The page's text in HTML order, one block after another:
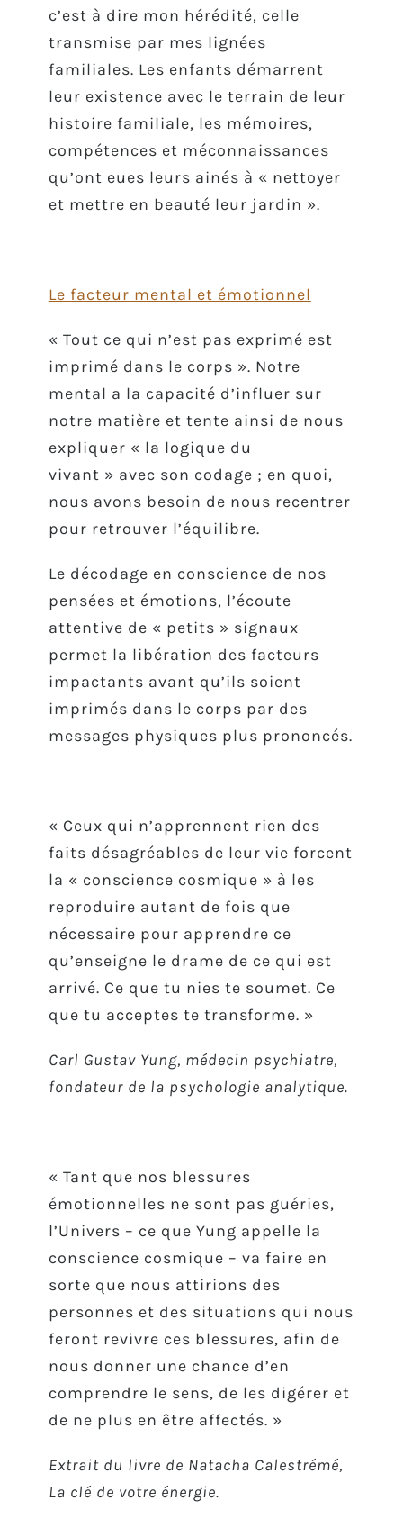
c’est à dire mon hérédité, celle
transmise par mes lignées
familiales. Les enfants démarrent
leur existence avec le terrain de leur
histoire familiale, les mémoires,
compétences et méconnaissances
qu’ont eues leurs ainés à « nettoyer
et mettre en beauté leur jardin ».
Le facteur mental et émotionnel
« Tout ce qui n’est pas exprimé est
imprimé dans le corps ». Notre
mental a la capacité d’influer sur
notre matière et tente ainsi de nous
expliquer « la logique du
vivant » avec son codage ; en quoi,
nous avons besoin de nous recentrer
pour retrouver l’équilibre.
Le décodage en conscience de nos
pensées et émotions, l’écoute
attentive de « petits » signaux
permet la libération des facteurs
impactants avant qu’ils soient
imprimés dans le corps par des
messages physiques plus prononcés.
« Ceux qui n’apprennent rien des
faits désagréables de leur vie forcent
la « conscience cosmique » à les
reproduire autant de fois que
nécessaire pour apprendre ce
qu’enseigne le drame de ce qui est
arrivé. Ce que tu nies te soumet. Ce
que tu acceptes te transforme. »
Carl Gustav Yung, médecin psychiatre,
fondateur de la psychologie analytique.
« Tant que nos blessures
émotionnelles ne sont pas guéries,
l’Univers – ce que Yung appelle la
conscience cosmique – va faire en
sorte que nous attirions des
personnes et des situations qui nous
feront revivre ces blessures, afin de
nous donner une chance d’en
comprendre le sens, de les digérer et
de ne plus en être affectés. »
Extrait du livre de Natacha Calestrémé,
La clé de votre énergie.